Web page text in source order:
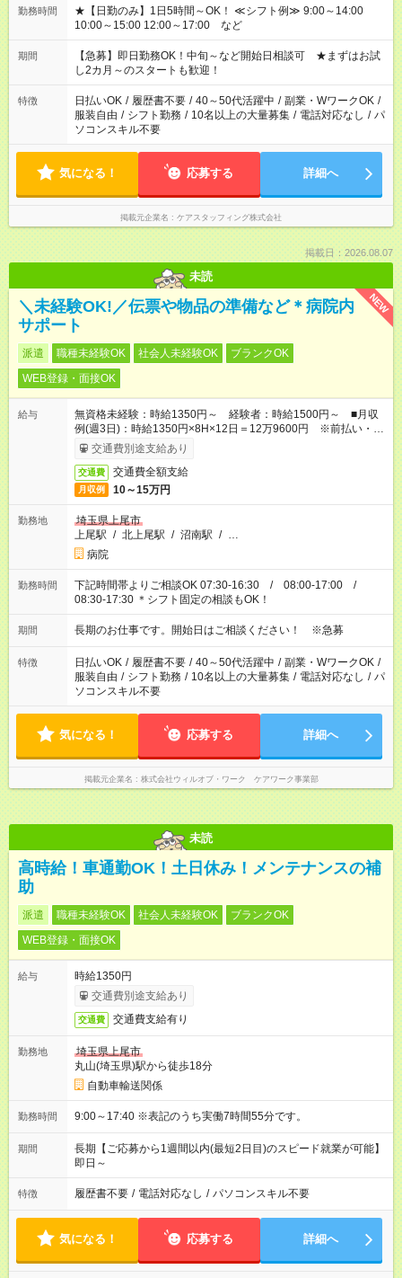
勤務時間
★【日勤のみ】1日5時間～OK！ ≪シフト例≫ 9:00～14:00
10:00～15:00 12:00～17:00 など
期間
【急募】即日勤務OK！中旬～など開始日相談可 ★まずはお試
し2カ月～のスタートも歓迎！
特徴 日払いOK / 履歴書不要 / 40～50代活躍中 / 副業・WワークOK /
服装自由 / シフト勤務 / 10名以上の大量募集 / 電話対応なし / パ
ソコンスキル不要
気になる！ 応募する 詳細へ
掲載元企業名 ケアスタッフィング株式会社
掲載日：2026.08.07
未読
NEW
＼未経験OK!／伝票や物品の準備など＊病院内
サポート
派遣 職種未経験OK 社会人未経験OK
ブランクOK
WEB登録・面接OK
給与
無資格未経験：時給1350円～ 経験者：時給1500円～ ■月収
例(週3日)：時給1350円×8H×12日＝12万9600円 ※前払い・日
払い・週払いOK
交通費別途支給あり
交通費 交通費全額支給
月収例 10～15万円
勤務地
埼玉県上尾市
上尾駅 / 北上尾駅 / 沼南駅 / …
病院
勤務時間
下記時間帯よりご相談OK 07:30-16:30 / 08:00-17:00 /
08:30-17:30 ＊シフト固定の相談もOK！
期間 長期のお仕事です。開始日はご相談ください！ ※急募
特徴 日払いOK / 履歴書不要 / 40～50代活躍中 / 副業・WワークOK /
服装自由 / シフト勤務 / 10名以上の大量募集 / 電話対応なし / パ
ソコンスキル不要
気になる！ 応募する 詳細へ
掲載元企業名 株式会社ウィルオブ・ワーク ケアワーク事業部
未読
高時給！車通勤OK！土日休み！メンテナンスの補
助
派遣 職種未経験OK 社会人未経験OK
ブランクOK
WEB登録・面接OK
給与
時給1350円
交通費別途支給あり
交通費 交通費支給有り
勤務地
埼玉県上尾市
丸山(埼玉県)駅から徒歩18分
自動車輸送関係
勤務時間 9:00～17:40 ※表記のうち実働7時間55分です。
期間
長期【ご応募から1週間以内(最短2日目)のスピード就業が可能】
即日～
特徴 履歴書不要 / 電話対応なし / パソコンスキル不要
気になる！ 応募する 詳細へ